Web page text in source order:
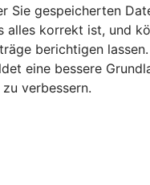
Sie gespeicherten
alles korrekt ist, und
berichtigen
eine bessere
verbessern.